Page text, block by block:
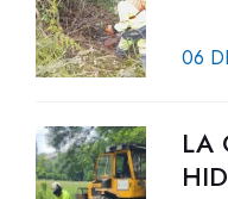
06
LA